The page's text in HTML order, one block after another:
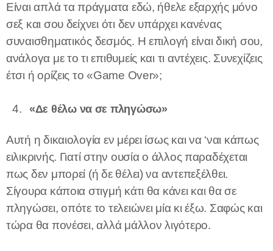
Είναι απλά τα πράγματα εδώ, ήθελε εξαρχής μόνο
σεξ και σου δείχνει ότι δεν υπάρχει κανένας
συναισθηματικός δεσμός. Η επιλογή είναι δική σου,
ανάλογα με το τι επιθυμείς και τι αντέχεις. Συνεχίζεις
έτσι ή ορίζεις το «Game Over»;
«Δε θέλω να σε πληγώσω»
Αυτή η δικαιολογία εν μέρει ίσως και να ‘ναι κάπως
ειλικρινής. Γιατί στην ουσία ο άλλος παραδέχεται
πως δεν μπορεί (ή δε θέλει) να αντεπεξέλθει.
Σίγουρα κάποια στιγμή κάτι θα κάνει και θα σε
πληγώσει, οπότε το τελειώνει μία κι έξω. Σαφώς και
τώρα θα πονέσει, αλλά μάλλον λιγότερο.